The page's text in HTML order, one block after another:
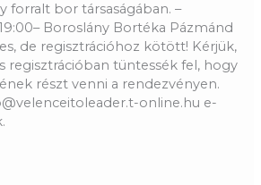
forralt bor társaságában. –
19:00– Boroslány Bortéka Pázmánd
de regisztrációhoz kötött! Kérjük,
regisztrációban tüntessék fel, hogy
részt venni a rendezvényen.
online.hu e-